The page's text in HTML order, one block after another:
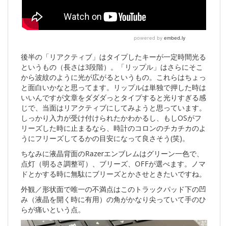
後半の「リアクティブ」はタイプしたキーが一定時間光る
というもの（長さは3段階）。「リップル」はさらにそこ
から波紋のように光が広がるというもの。これらはちょっ
と面白いかなと思ってます。リップルは単独で押した時は
いいんですが文章をダダダっとタイプすると光りすぎる感
じで、当面はリアクティブにしてみようと思っています。
しっかり入力が受け付けられたかわかるし、もしOSがフ
リーズした時に止まるなら、時計のコロンのチカチカのよ
うにフリーズしてるかの目安になって良さそう(笑)。
ちなみに液晶背面のRazerエンブレムはグリーン一色で、
点灯（明るさ調整可）、ブリーズ、OFFが選べます。ノマ
ドとかする時に無駄にブリーズとかさせときたいですね。
外観／形状面で唯一の不満点はこのトラックパッド下の凹
み（液晶を開く時に有用）の角がかなり尖っていて手のひ
らが痛いという点。